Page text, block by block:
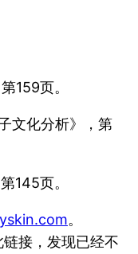
159页。
文化分析》，第
145页。
。
接，发现已经不